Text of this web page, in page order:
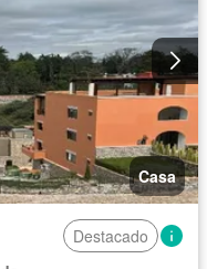
Casa
Destacado